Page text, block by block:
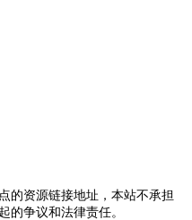
的资源链接地址，本站不承担
的争议和法律责任。